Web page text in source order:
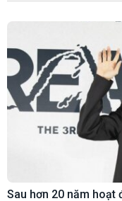
Sau hơn 20 năm hoạt